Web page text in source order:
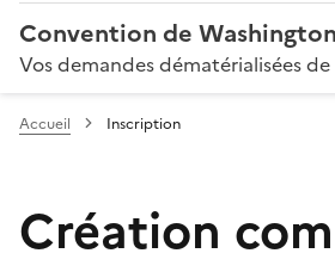
Convention de Washington
Vos demandes dématérialisées
Accueil Inscription
Création